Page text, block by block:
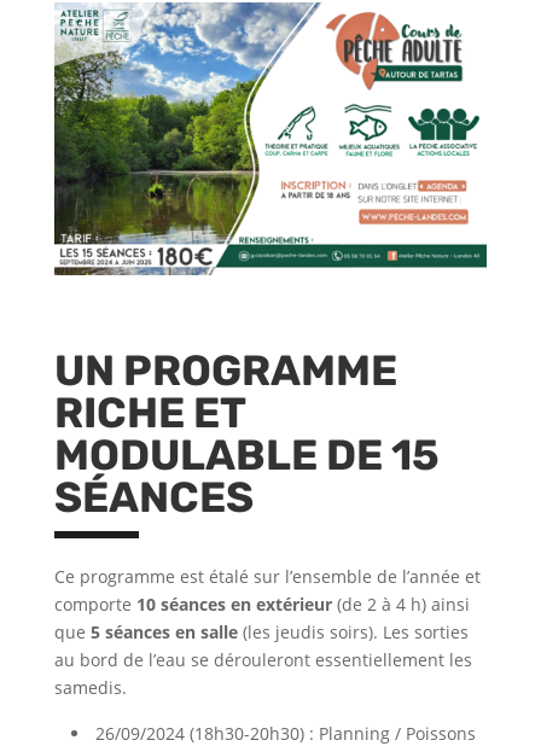
UN PROGRAMME
RICHE ET
MODULABLE DE 15
SÉANCES
Ce programme est étalé sur l’ensemble de l’année et
comporte 10 séances en extérieur(de 2 à 4 h) ainsi
que 5 séances en salle(les jeudis soirs). Les sorties
au bord de l’eau se dérouleront essentiellement les
samedis.
26/09/2024 (18h30-20h30) : Planning / Poissons